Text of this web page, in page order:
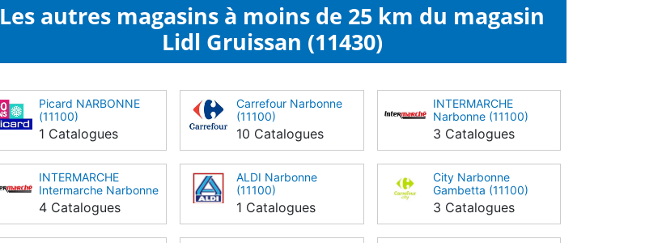
Les autres magasins à moins de 25 km du magasin
Lidl Gruissan (11430)
Picard NARBONNE
(11100)
1 Catalogues
Carrefour Narbonne
(11100)
10 Catalogues
INTERMARCHE
Narbonne (11100)
3 Catalogues
INTERMARCHE
Intermarche Narbonne
(11100)
4 Catalogues
ALDI Narbonne
(11100)
1 Catalogues
City Narbonne
Gambetta (11100)
3 Catalogues